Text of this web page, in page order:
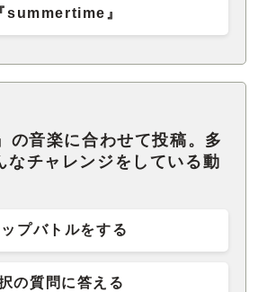
summertime』
の音楽に合わせて投稿。多
なチャレンジをしている動
プバトルをする
の質問に答える